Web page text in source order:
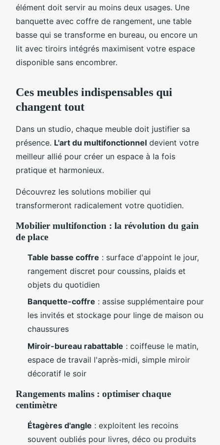
élément doit servir au moins deux usages. Une
banquette avec coffre de rangement, une table
basse qui se transforme en bureau, ou encore un
lit avec tiroirs intégrés maximisent votre espace
disponible sans encombrer.
Ces meubles indispensables qui
changent tout
Dans un studio, chaque meuble doit justifier sa
présence. L'art du multifonctionnel devient votre
meilleur allié pour créer un espace à la fois
pratique et harmonieux.
Découvrez les solutions mobilier qui
transformeront radicalement votre quotidien.
Mobilier multifonction : la révolution du gain
de place
Table basse coffre : surface d'appoint le jour,
rangement discret pour coussins, plaids et
objets du quotidien
Banquette-coffre : assise supplémentaire pour
les invités et stockage pour linge de maison ou
chaussures
Miroir-bureau rabattable : coiffeuse le matin,
espace de travail l'après-midi, simple miroir
décoratif le soir
Rangements malins : optimiser chaque
centimètre
Étagères d'angle : exploitent les recoins
souvent oubliés pour livres, déco ou produits